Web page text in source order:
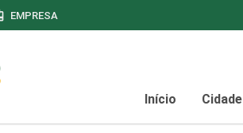
EMPRESA
Início Cidade